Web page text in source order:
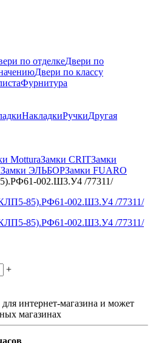
по отделкеДвери по
Двери по классу
Фурнитура
НакладкиРучкиДругая
MotturaЗамки CRITЗамки
Замки ЭЛЬБОРЗамки FUARO
002.Ш3.У4 /77311/
+
интернет-магазина и может
магазинах